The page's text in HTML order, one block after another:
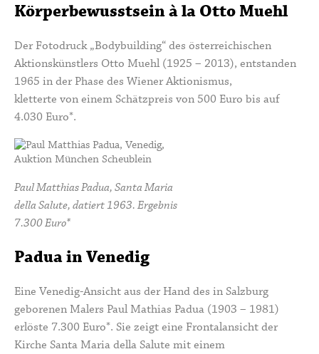
Körperbewusstsein à la Otto Muehl
Der Fotodruck „Bodybuilding“ des österreichischen
Aktionskünstlers Otto Muehl (1925 – 2013), entstanden
1965 in der Phase des Wiener Aktionismus,
kletterte von einem Schätzpreis von 500 Euro bis auf
4.030 Euro*.
Paul Matthias Padua, Santa Maria
della Salute, datiert 1963. Ergebnis
7.300 Euro*
Padua in Venedig
Eine Venedig-Ansicht aus der Hand des in Salzburg
geborenen Malers Paul Mathias Padua (1903 – 1981)
erlöste 7.300 Euro*. Sie zeigt eine Frontalansicht der
Kirche Santa Maria della Salute mit einem